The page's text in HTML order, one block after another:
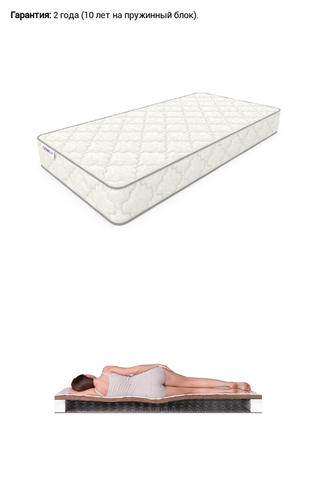
Гарантия: 2 года (10 лет на пружинный блок).